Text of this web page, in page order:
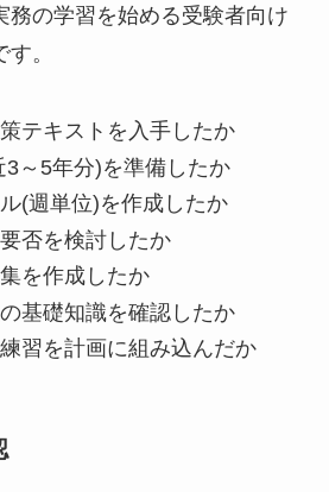
務の学習を始める受験者向け
。
テキストを入手したか
～5年分)を準備したか
(週単位)を作成したか
否を検討したか
を作成したか
基礎知識を確認したか
習を計画に組み込んだか